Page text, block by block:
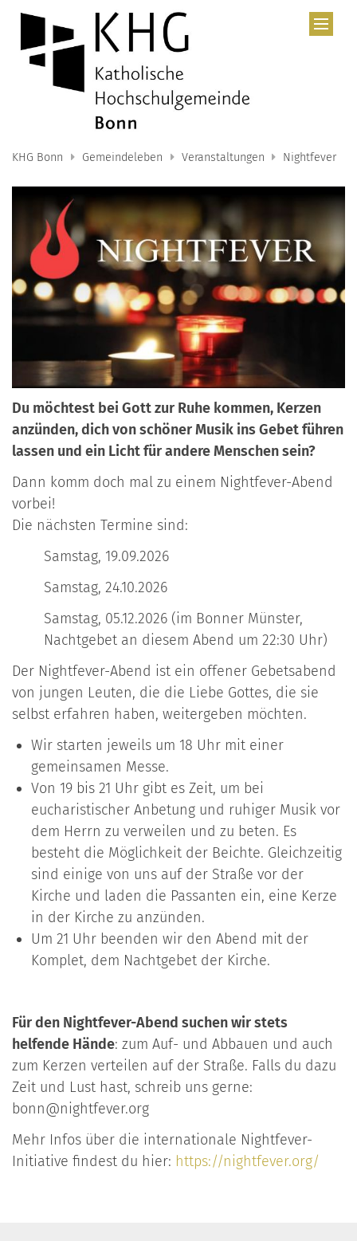
Zum Inhalt springen
KHG Bonn Gemeindeleben Veranstaltungen Nightfever
Du möchtest bei Gott zur Ruhe kommen, Kerzen
anzünden, dich von schöner Musik ins Gebet führen
lassen und ein Licht für andere Menschen sein?
Dann komm doch mal zu einem Nightfever-Abend
vorbei!
Die nächsten Termine sind:
Samstag, 19.09.2026
Samstag, 24.10.2026
Samstag, 05.12.2026 (im Bonner Münster,
Nachtgebet an diesem Abend um 22:30 Uhr)
Der Nightfever-Abend ist ein offener Gebetsabend
von jungen Leuten, die die Liebe Gottes, die sie
selbst erfahren haben, weitergeben möchten.
Wir starten jeweils um 18 Uhr mit einer
gemeinsamen Messe.
Von 19 bis 21 Uhr gibt es Zeit, um bei
eucharistischer Anbetung und ruhiger Musik vor
dem Herrn zu verweilen und zu beten. Es
besteht die Möglichkeit der Beichte. Gleichzeitig
sind einige von uns auf der Straße vor der
Kirche und laden die Passanten ein, eine Kerze
in der Kirche zu anzünden.
Um 21 Uhr beenden wir den Abend mit der
Komplet, dem Nachtgebet der Kirche.
Für den Nightfever-Abend suchen wir stets
helfende Hände: zum Auf- und Abbauen und auch
zum Kerzen verteilen auf der Straße. Falls du dazu
Zeit und Lust hast, schreib uns gerne:
bonn@nightfever.org
Mehr Infos über die internationale Nightfever-
Initiative findest du hier: https://nightfever.org/